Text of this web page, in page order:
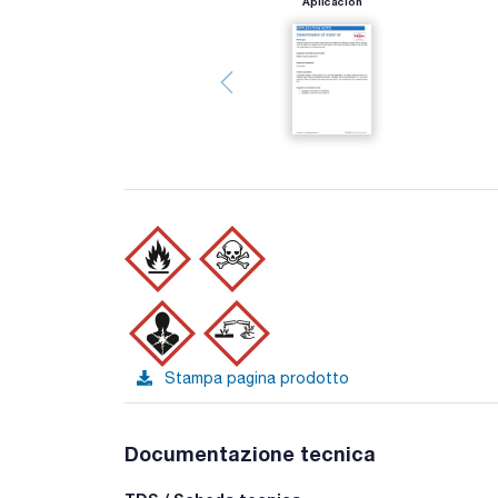
Stampa pagina prodotto
Documentazione tecnica